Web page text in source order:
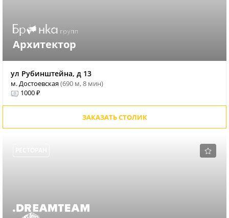
Архитектор
ул Рубинштейна, д 13
м. Достоевская(690 м, 8 мин)
1000 ₽
ЗАКАЗАТЬ СТОЛИК